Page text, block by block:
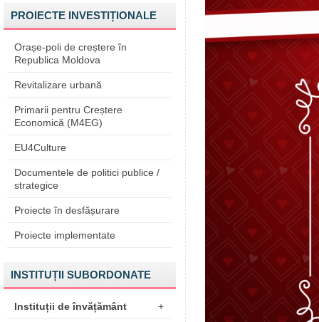
PROIECTE INVESTIȚIONALE
Orașe-poli de creștere în
Republica Moldova
Revitalizare urbană
Primarii pentru Creștere
Economică (M4EG)
EU4Culture
Documentele de politici publice /
strategice
Proiecte în desfășurare
Proiecte implementate
INSTITUȚII SUBORDONATE
Instituții de învățământ +